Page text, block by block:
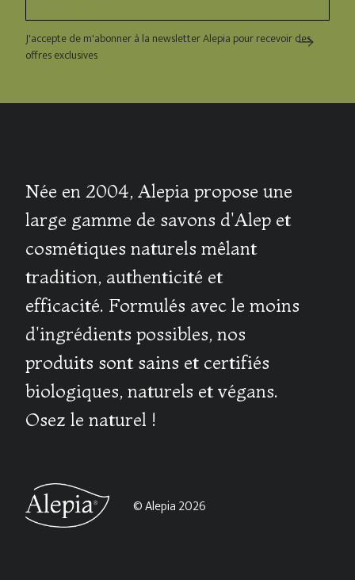
J'accepte de m'abonner à la newsletter Alepia pour recevoir des
offres exclusives
Née en 2004, Alepia propose une
large gamme de savons d'Alep et
cosmétiques naturels mêlant
tradition, authenticité et
efficacité. Formulés avec le moins
d'ingrédients possibles, nos
produits sont sains et certifiés
biologiques, naturels et végans.
Osez le naturel !
© Alepia 2026